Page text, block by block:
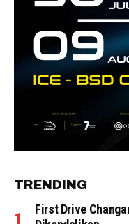
TRENDING
First Drive